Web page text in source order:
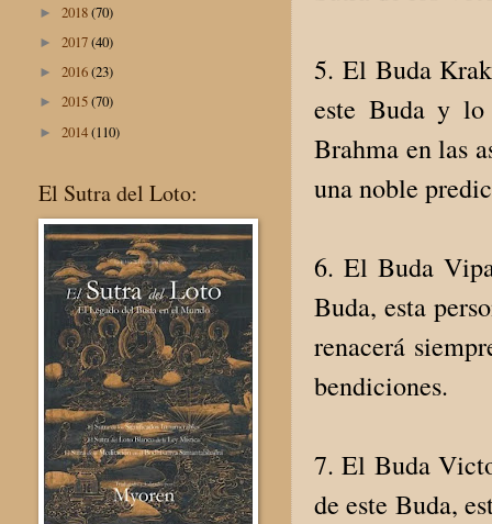
5. El Buda
este Buda y lo
Brahma en las
una noble
6. El Buda
Buda, esta
renacerá
bendiciones.
7. El Buda
de este Buda,
► 2018(70)
► 2017(40)
► 2016(23)
► 2015(70)
► 2014(110)
El Sutra del Loto: